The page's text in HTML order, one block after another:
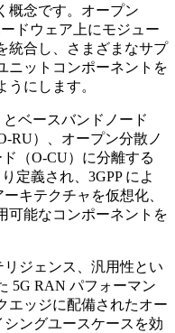
概念です。オープン
ドウェア上にモジュー
統合し、さまざまなサプ
ニットコンポーネントを
にします。
ベースバンドノード
RU）、オープン分散ノ
（O-CU）に分離する
定義され、3GPP によ
キテクチャを仮想化、
可能なコンポーネントを
ジェンス、汎用性とい
5G RAN パフォーマン
エッジに配備されたオー
ングユースケースを効